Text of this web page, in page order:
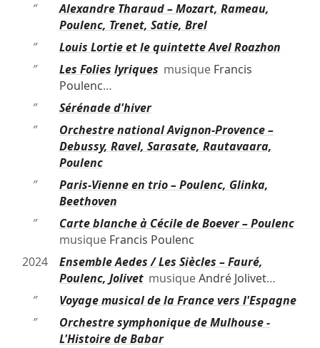
″
Alexandre Tharaud – Mozart, Rameau,
Poulenc, Trenet, Satie, Brel
″
Louis Lortie et le quintette Avel Roazhon
″
Les Folies lyriques musique Francis
Poulenc…
″
Sérénade d'hiver
″
Orchestre national Avignon-Provence –
Debussy, Ravel, Sarasate, Rautavaara,
Poulenc
″
Paris-Vienne en trio – Poulenc, Glinka,
Beethoven
″
Carte blanche à Cécile de Boever – Poulenc
musique Francis Poulenc
2024
Ensemble Aedes / Les Siècles – Fauré,
Poulenc, JolivetmusiqueAndré Jolivet…
″
Voyage musical de la France vers l'Espagne
″
Orchestre symphonique de Mulhouse -
L'Histoire de Babar